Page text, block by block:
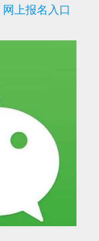
诚信网站
网上报名入口